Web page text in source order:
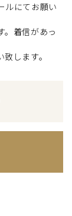
ルにてお願い
。着信があっ
します。